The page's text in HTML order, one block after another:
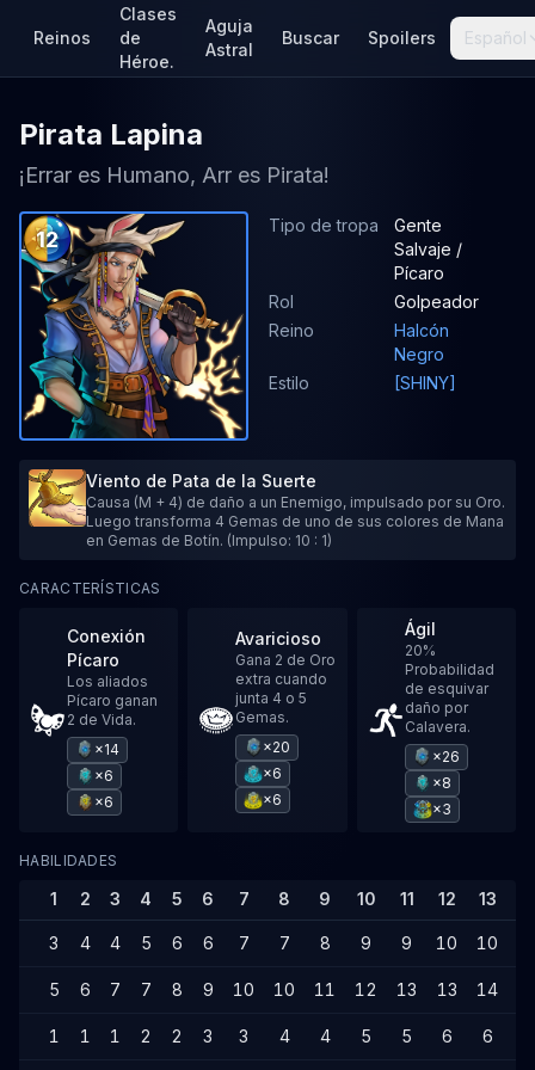
Reinos
Clases
de
Héroe.
Aguja
Astral
Buscar Spoilers Español
Pirata Lapina
¡Errar es Humano, Arr es Pirata!
12
Tipo de tropa
Gente
Salvaje /
Pícaro
Rol
Golpeador
Reino
Halcón
Negro
Estilo
[SHINY]
Viento de Pata de la Suerte
Causa (M + 4) de daño a un Enemigo, impulsado por su Oro.
Luego transforma 4 Gemas de uno de sus colores de Mana
en Gemas de Botín. (Impulso: 10 : 1)
CARACTERÍSTICAS
Conexión
Pícaro
Los aliados
Pícaro ganan
2 de Vida.
×14
×6
×6
Avaricioso
Gana 2 de Oro
extra cuando
junta 4 o 5
Gemas.
×20
×6
×6
Ágil
20%
Probabilidad
de esquivar
daño por
Calavera.
×26
×8
×3
HABILIDADES
1 2 3 4 5 6 7 8 9 10 11 12 13
3 4 4 5 6 6 7 7 8 9 9 10 10
5 6 7 7 8 9 10 10 11 12 13 13 14
1 1 1 2 2 3 3 4 4 5 5 6 6